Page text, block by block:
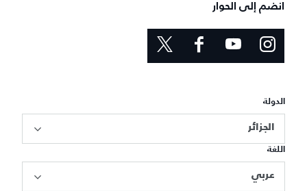
انضم إلى الحوار
الدولة
الجزائر
اللغة
عربي